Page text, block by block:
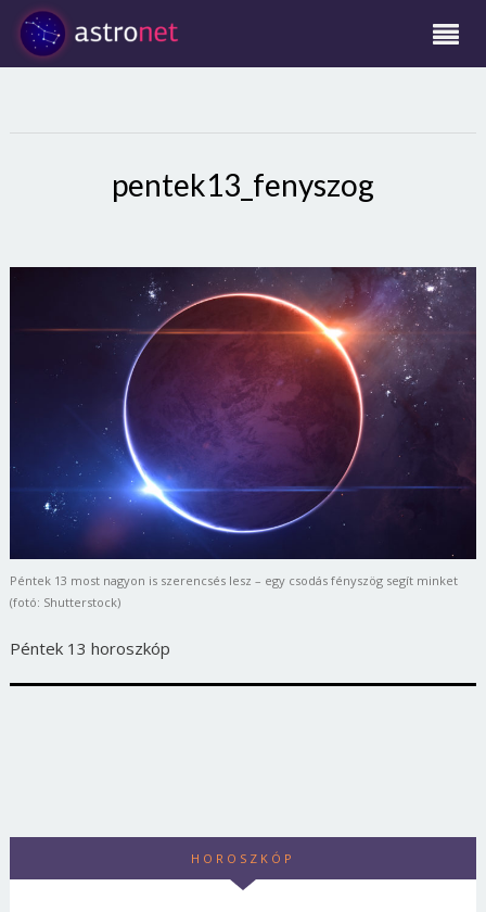
pentek13_fenyszog
Péntek 13 most nagyon is szerencsés lesz – egy csodás fényszög segít minket
(fotó: Shutterstock)
Péntek 13 horoszkóp
HOROSZKÓP